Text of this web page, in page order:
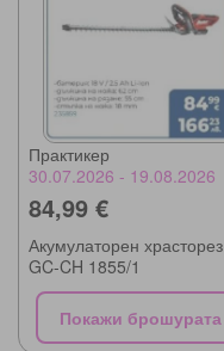
Практикер
30.07.2026 - 19.08.2026
84,99 €
Акумулаторен храсторез
GC-CH 1855/1
Покажи брошурата